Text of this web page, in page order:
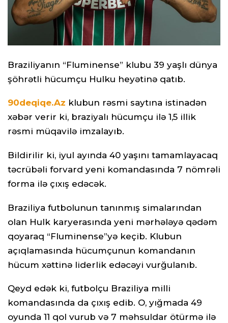
Braziliyanın “Fluminense” klubu 39 yaşlı dünya
şöhrətli hücumçu Hulku heyətinə qatıb.
90deqiqe.Az klubun rəsmi saytına istinadən
xəbər verir ki, braziyalı hücumçu ilə 1,5 illik
rəsmi müqavilə imzalayıb.
Bildirilir ki, iyul ayında 40 yaşını tamamlayacaq
təcrübəli forvard yeni komandasında 7 nömrəli
forma ilə çıxış edəcək.
Braziliya futbolunun tanınmış simalarından
olan Hulk karyerasında yeni mərhələyə qədəm
qoyaraq “Fluminense”yə keçib. Klubun
açıqlamasında hücumçunun komandanın
hücum xəttinə liderlik edəcəyi vurğulanıb.
Qeyd edək ki, futbolçu Braziliya milli
komandasında da çıxış edib. O, yığmada 49
oyunda 11 qol vurub və 7 məhsuldar ötürmə ilə